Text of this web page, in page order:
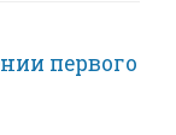
первого